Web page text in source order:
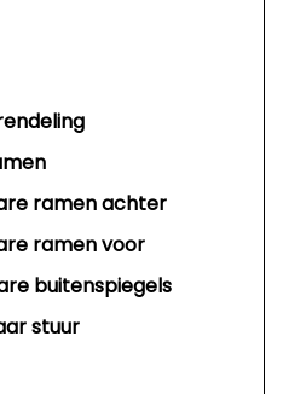
ramen achter
ramen voor
buitenspiegels
stuur